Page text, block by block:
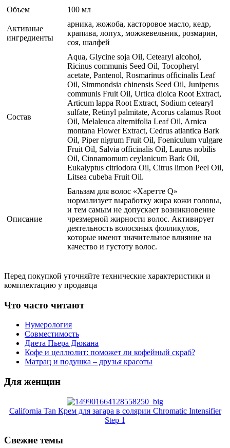
Объем 100 мл
Активные
ингредиенты
арника, жожоба, касторовое масло, кедр,
крапива, лопух, можжевельник, розмарин,
соя, шалфей
Состав
Aqua, Glycine soja Oil, Cetearyl alcohol,
Ricinus communis Seed Oil, Tocopheryl
acetate, Pantenol, Rosmarinus officinalis Leaf
Oil, Simmondsia chinensis Seed Oil, Juniperus
communis Fruit Oil, Urtica dioica Root Extract,
Articum lappa Root Extract, Sodium cetearyl
sulfate, Retinyl palmitate, Acorus calamus Root
Oil, Melaleuca alternifolia Leaf Oil, Arnica
montana Flower Extract, Cedrus atlantica Bark
Oil, Piper nigrum Fruit Oil, Foeniculum vulgare
Fruit Oil, Salvia officinalis Oil, Laurus nobilis
Oil, Cinnamomum ceylanicum Bark Oil,
Eukalyptus citriodora Oil, Citrus limon Peel Oil,
Litsea cubeba Fruit Oil.
Описание
Бальзам для волос «Харетте Q»
нормализует выработку жира кожи головы,
и тем самым не допускает возникновение
чрезмерной жирности волос. Активирует
деятельность волосяных фолликулов,
которые имеют значительное влияние на
качество и густоту волос.
Перед покупкой уточняйте технические характеристики и
комплектацию у продавца
Что часто читают
Нумерология
Совместимость
Диета Пьера Дюкана
Кофе и целлюлит: поможет ли кофейный скраб?
Матрац и подушка – друзья красоты
Для женщин
California Tan Крем для загара в солярии Chromatic Intensifier
Step 1
Свежие темы